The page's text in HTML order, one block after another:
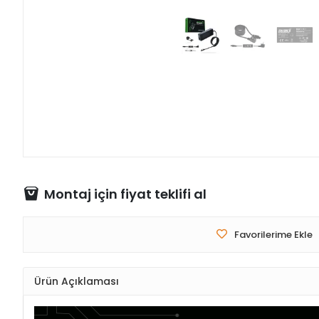
Montaj için fiyat teklifi al
Favorilerime Ekle
Ürün Açıklaması